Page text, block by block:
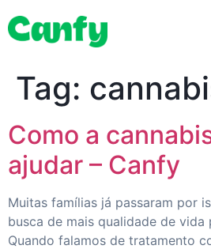
Tag:
Como a
ajudar – Canfy
Muitas famílias já passaram por
busca de mais qualidade de vida
Quando falamos de tratamento